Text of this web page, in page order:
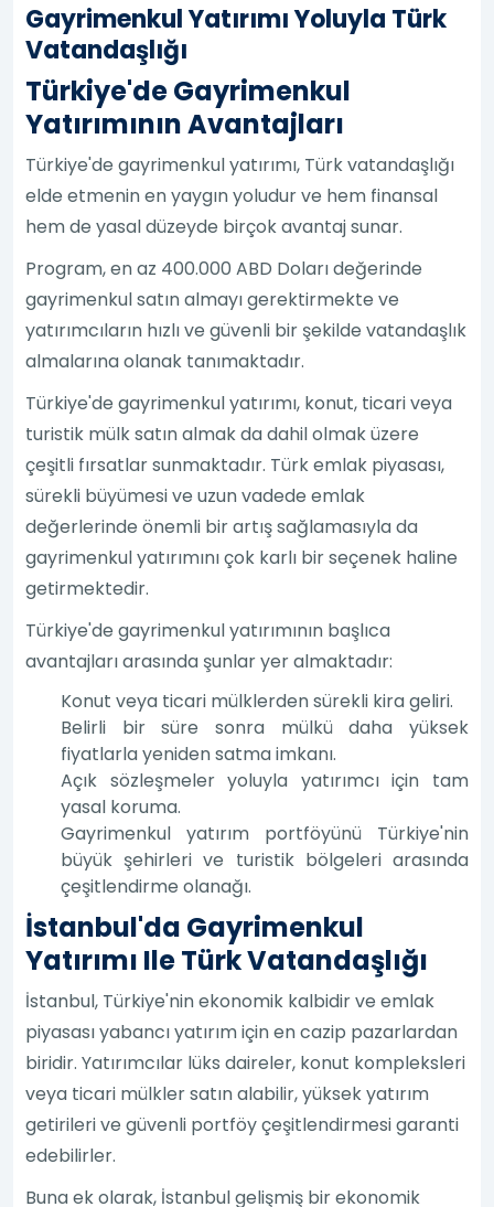
Gayrimenkul Yatırımı Yoluyla Türk
Vatandaşlığı
Türkiye'de Gayrimenkul
Yatırımının Avantajları
Türkiye'de gayrimenkul yatırımı, Türk vatandaşlığı
elde etmenin en yaygın yoludur ve hem finansal
hem de yasal düzeyde birçok avantaj sunar.
Program, en az 400.000 ABD Doları değerinde
gayrimenkul satın almayı gerektirmekte ve
yatırımcıların hızlı ve güvenli bir şekilde vatandaşlık
almalarına olanak tanımaktadır.
Türkiye'de gayrimenkul yatırımı, konut, ticari veya
turistik mülk satın almak da dahil olmak üzere
çeşitli fırsatlar sunmaktadır. Türk emlak piyasası,
sürekli büyümesi ve uzun vadede emlak
değerlerinde önemli bir artış sağlamasıyla da
gayrimenkul yatırımını çok karlı bir seçenek haline
getirmektedir.
Türkiye'de gayrimenkul yatırımının başlıca
avantajları arasında şunlar yer almaktadır:
Konut veya ticari mülklerden sürekli kira geliri.
Belirli bir süre sonra mülkü daha yüksek
fiyatlarla yeniden satma imkanı.
Açık sözleşmeler yoluyla yatırımcı için tam
yasal koruma.
Gayrimenkul yatırım portföyünü Türkiye'nin
büyük şehirleri ve turistik bölgeleri arasında
çeşitlendirme olanağı.
İstanbul'da Gayrimenkul
Yatırımı Ile Türk Vatandaşlığı
İstanbul, Türkiye'nin ekonomik kalbidir ve emlak
piyasası yabancı yatırım için en cazip pazarlardan
biridir. Yatırımcılar lüks daireler, konut kompleksleri
veya ticari mülkler satın alabilir, yüksek yatırım
getirileri ve güvenli portföy çeşitlendirmesi garanti
edebilirler.
Buna ek olarak, İstanbul gelişmiş bir ekonomik